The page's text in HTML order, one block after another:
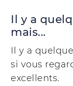
Il y a
mais...
Il y a
si vous
excellents.